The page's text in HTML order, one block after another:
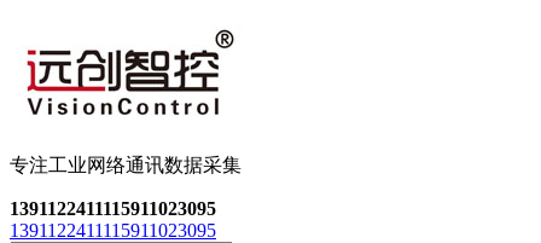
专注工业网络通讯数据采集
1391122411115911023095
1391122411115911023095